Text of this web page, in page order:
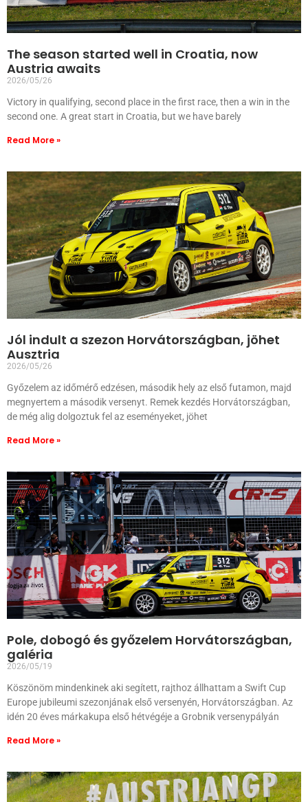
The season started well in Croatia, now
Austria awaits
2026/05/26
Victory in qualifying, second place in the first race, then a win in the
second one. A great start in Croatia, but we have barely
Read More »
Jól indult a szezon Horvátországban, jöhet
Ausztria
2026/05/26
Győzelem az időmérő edzésen, második hely az első futamon, majd
megnyertem a második versenyt. Remek kezdés Horvátországban,
de még alig dolgoztuk fel az eseményeket, jöhet
Read More »
Pole, dobogó és győzelem Horvátországban,
galéria
2026/05/19
Köszönöm mindenkinek aki segített, rajthoz állhattam a Swift Cup
Europe jubileumi szezonjának első versenyén, Horvátországban. Az
idén 20 éves márkakupa első hétvégéje a Grobnik versenypályán
Read More »